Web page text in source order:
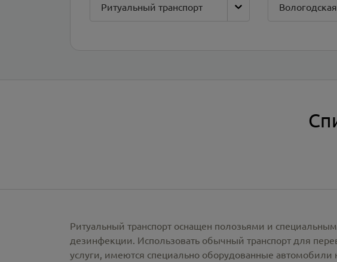
Ритуальный транспорт
Ритуальный транспорт оснащен полозьями и
дезинфекции. Использовать обычный транспорт для
услуги, имеются специально оборудованные автомобили